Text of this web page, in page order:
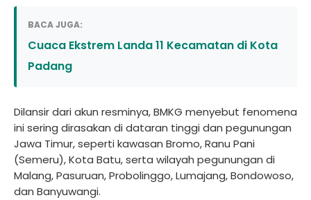
BACA JUGA:
Cuaca Ekstrem Landa 11 Kecamatan di Kota
Padang
Dilansir dari akun resminya, BMKG menyebut fenomena
ini sering dirasakan di dataran tinggi dan pegunungan
Jawa Timur, seperti kawasan Bromo, Ranu Pani
(Semeru), Kota Batu, serta wilayah pegunungan di
Malang, Pasuruan, Probolinggo, Lumajang, Bondowoso,
dan Banyuwangi.